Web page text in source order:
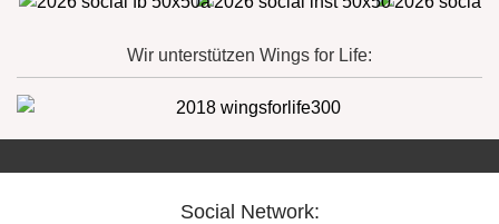
Wir unterstützen Wings for Life:
Social Network: